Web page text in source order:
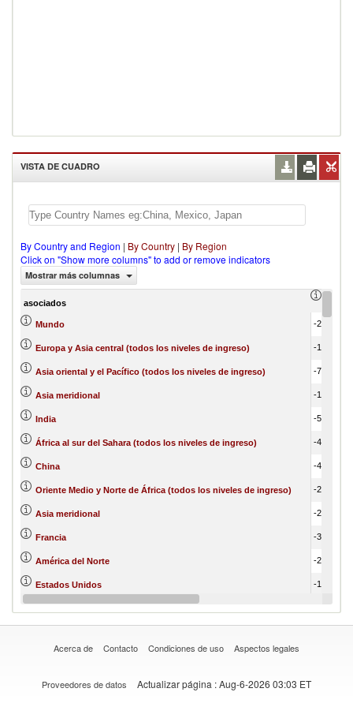
VISTA DE CUADRO
By Country and Region | By Country | By Region
Click on "Show more columns" to add or remove indicators
Mostrar más columnas
asociados
Mundo
Europa y Asia central (todos los niveles de ingreso)
Asia oriental y el Pacífico (todos los niveles de ingreso)
Asia meridional
India
África al sur del Sahara (todos los niveles de ingreso)
China
Oriente Medio y Norte de África (todos los niveles de ingreso)
Asia meridional
Francia
América del Norte
Estados Unidos
Acerca de Contacto Condiciones de uso Aspectos legales
Proveedores de datos Actualizar página : Aug-6-2026 03:03 ET